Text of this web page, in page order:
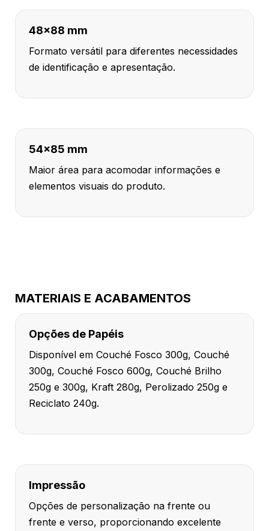
48x88 mm
Formato versátil para diferentes necessidades
de identificação e apresentação.
54x85 mm
Maior área para acomodar informações e
elementos visuais do produto.
MATERIAIS E ACABAMENTOS
Opções de Papéis
Disponível em Couché Fosco 300g, Couché
300g, Couché Fosco 600g, Couché Brilho
250g e 300g, Kraft 280g, Perolizado 250g e
Reciclato 240g.
Impressão
Opções de personalização na frente ou
frente e verso, proporcionando excelente